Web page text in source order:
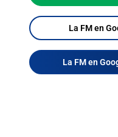
La FM en
La FM en